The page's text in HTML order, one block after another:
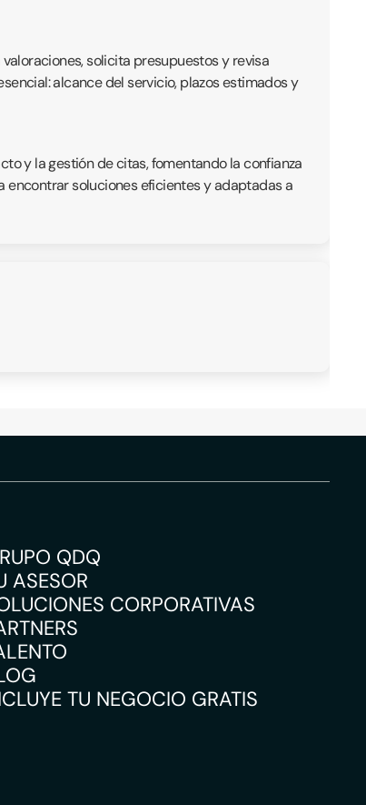
solicita presupuestos y revisa
alcance del servicio, plazos estimados y
y la gestión de citas, fomentando la confianza
encontrar soluciones eficientes y adaptadas a
QDQ
ASESOR
CORPORATIVAS
TU NEGOCIO GRATIS